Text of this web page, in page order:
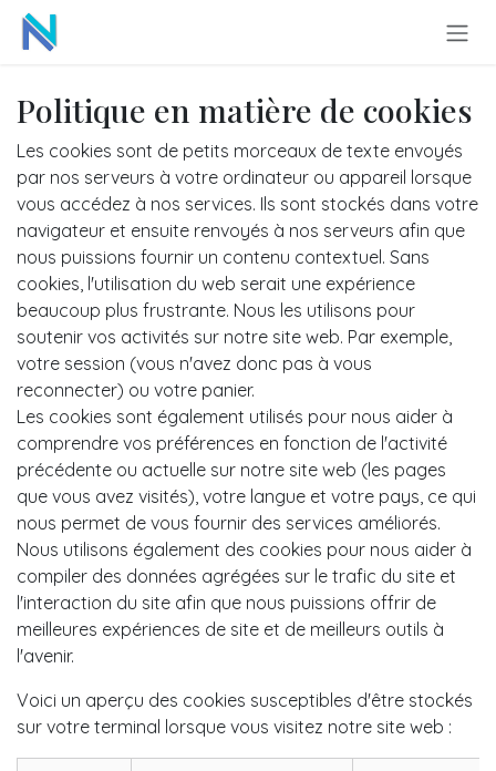
Se rendre au contenu
Politique en matière de cookies
Les cookies sont de petits morceaux de texte envoyés
par nos serveurs à votre ordinateur ou appareil lorsque
vous accédez à nos services. Ils sont stockés dans votre
navigateur et ensuite renvoyés à nos serveurs afin que
nous puissions fournir un contenu contextuel. Sans
cookies, l'utilisation du web serait une expérience
beaucoup plus frustrante. Nous les utilisons pour
soutenir vos activités sur notre site web. Par exemple,
votre session (vous n'avez donc pas à vous
reconnecter) ou votre panier.
Les cookies sont également utilisés pour nous aider à
comprendre vos préférences en fonction de l'activité
précédente ou actuelle sur notre site web (les pages
que vous avez visités), votre langue et votre pays, ce qui
nous permet de vous fournir des services améliorés.
Nous utilisons également des cookies pour nous aider à
compiler des données agrégées sur le trafic du site et
l'interaction du site afin que nous puissions offrir de
meilleures expériences de site et de meilleurs outils à
l'avenir.
Voici un aperçu des cookies susceptibles d'être stockés
sur votre terminal lorsque vous visitez notre site web :